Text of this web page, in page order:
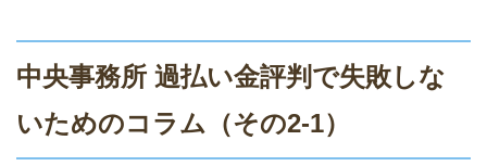
中央事務所 過払い金評判で失敗しな
いためのコラム（その2-1）